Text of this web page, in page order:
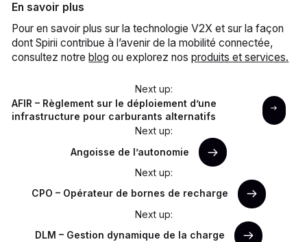
En savoir plus
Pour en savoir plus sur la technologie V2X et sur la façon
dont Spirii contribue à l’avenir de la mobilité connectée,
consultez notreblog ou explorez nosproduits et services.
Next up:
AFIR – Règlement sur le déploiement d’une
infrastructure pour carburants alternatifs
Next up:
Angoisse de l’autonomie
Next up:
CPO – Opérateur de bornes de recharge
Next up:
DLM – Gestion dynamique de la charge